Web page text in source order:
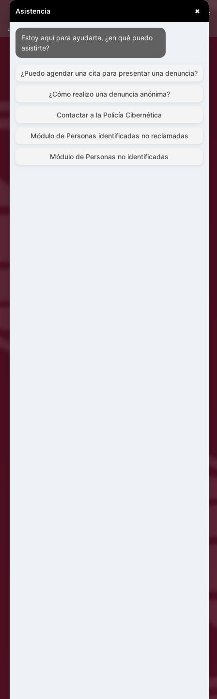
Asistencia ✖
Estoy aquí para ayudarte, ¿en qué puedo
asistirte?
¿Puedo agendar una cita para presentar una denuncia?
¿Cómo realizo una denuncia anónima?
Contactar a la Policía Cibernética
Módulo de Personas identificadas no reclamadas
Módulo de Personas no identificadas